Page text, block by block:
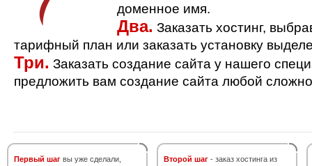
доменное имя.
Два. Заказать хостинг,
тарифный план или заказать установку
Три. Заказать создание сайта у нашего
предложить вам создание сайта любой
Первый шаг вы уже сделали,
Второй шаг - заказ хостинга из